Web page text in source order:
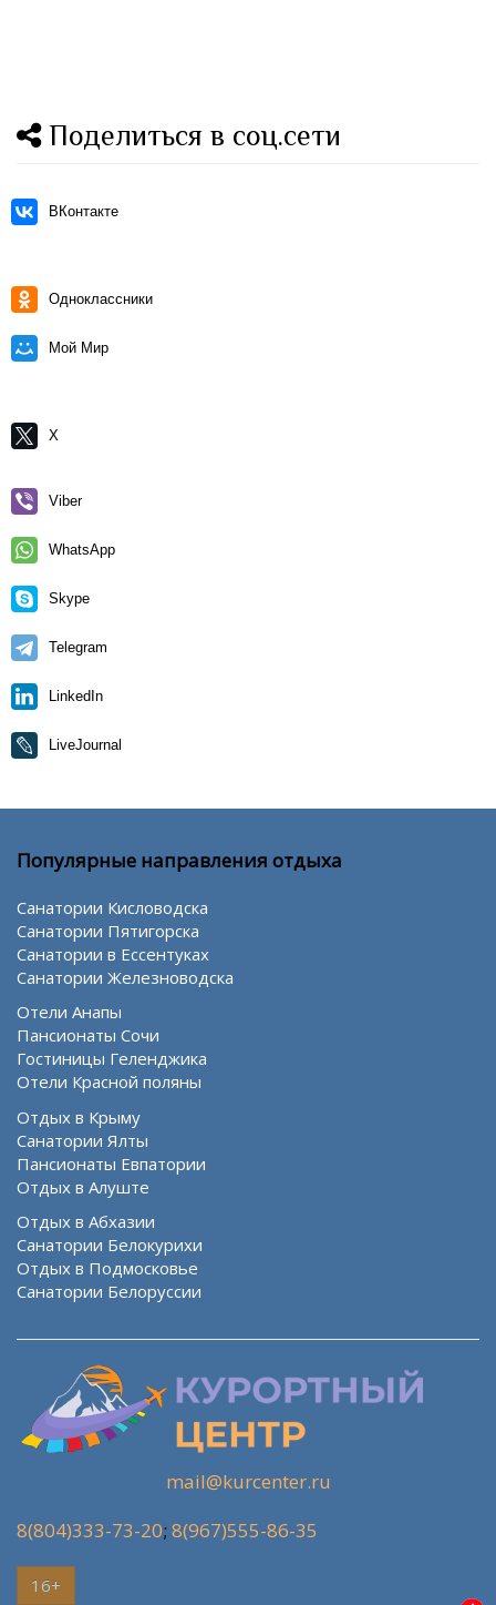
Поделиться в соц.сети
ВКонтакте
Одноклассники
Мой Мир
X
Viber
WhatsApp
Skype
Telegram
LinkedIn
LiveJournal
Популярные направления отдыха
Санатории Кисловодска
Санатории Пятигорска
Санатории в Ессентуках
Санатории Железноводска
Отели Анапы
Пансионаты Сочи
Гостиницы Геленджика
Отели Красной поляны
Отдых в Крыму
Санатории Ялты
Пансионаты Евпатории
Отдых в Алуште
Отдых в Абхазии
Санатории Белокурихи
Отдых в Подмосковье
Санатории Белоруссии
mail@kurcenter.ru
8(804)333-73-20; 8(967)555-86-35
16+